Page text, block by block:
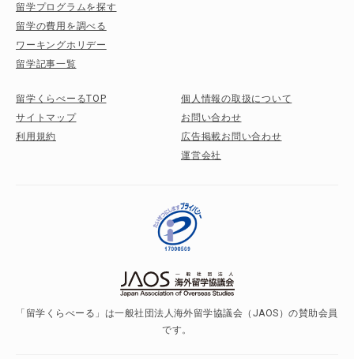
留学プログラムを探す
留学の費用を調べる
ワーキングホリデー
留学記事一覧
留学くらべーるTOP
サイトマップ
利用規約
個人情報の取扱について
お問い合わせ
広告掲載お問い合わせ
運営会社
「留学くらべーる」は一般社団法人海外留学協議会（JAOS）の賛助会員
です。